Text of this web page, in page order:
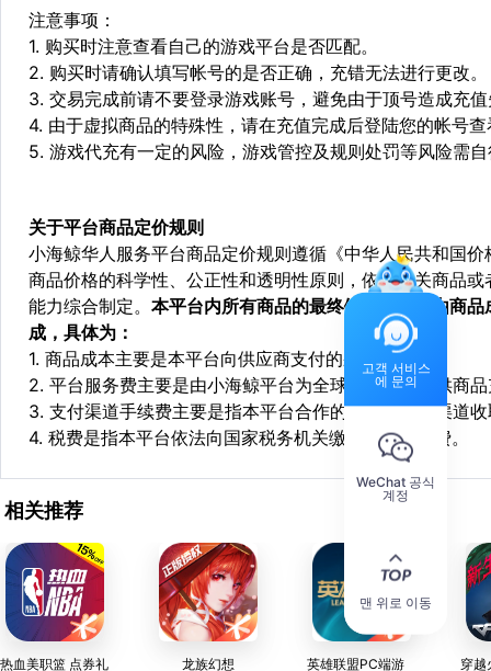
注意事项：
1. 购买时注意查看自己的游戏平台是否匹配。
2. 购买时请确认填写帐号的是否正确，充错无法进行更改。
3. 交易完成前请不要登录游戏账号，避免由于顶号造成充
4. 由于虚拟商品的特殊性，请在充值完成后登陆您的帐号
5. 游戏代充有一定的风险，游戏管控及规则处罚等风险需
关于平台商品定价规则
小海鲸华人服务平台商品定价规则遵循《中华人民共和国
商品价格的科学性、公正性和透明性原则，依据相关商品
能力综合制定。 本平台内所有商品的最终销售价格均由商
成，具体为：
1. 商品成本主要是本平台向供应商支付的采购成本；
2. 平台服务费主要是由小海鲸平台为全球华人用户提供商
3. 支付渠道手续费主要是指本平台合作的第三方支付渠道
4. 税费是指本平台依法向国家税务机关缴纳的各项税费。
相关推荐
热血美职篮 点券礼
龙族幻想
英雄联盟PC端游
穿越
고객 서비스
에 문의
WeChat 공식
계정
맨 위로 이동